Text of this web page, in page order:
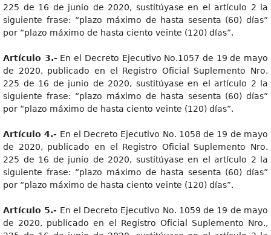
225 de 16 de junio de 2020, sustitúyase en el artículo 2 la
siguiente frase: “plazo máximo de hasta sesenta (60) días”
por “plazo máximo de hasta ciento veinte (120) días”.
Artículo 3.- En el Decreto Ejecutivo No.1057 de 19 de mayo
de 2020, publicado en el Registro Oficial Suplemento Nro.
225 de 16 de junio de 2020, sustitúyase en el artículo 2 la
siguiente frase: “plazo máximo de hasta sesenta (60) días”
por “plazo máximo de hasta ciento veinte (120) días”.
Artículo 4.- En el Decreto Ejecutivo No. 1058 de 19 de mayo
de 2020, publicado en el Registro Oficial Suplemento Nro.
225 de 16 de junio de 2020, sustitúyase en el artículo 2 la
siguiente frase: “plazo máximo de hasta sesenta (60) días”
por “plazo máximo de hasta ciento veinte (120) días”.
Artículo 5.- En el Decreto Ejecutivo No. 1059 de 19 de mayo
de 2020, publicado en el Registro Oficial Suplemento Nro.,